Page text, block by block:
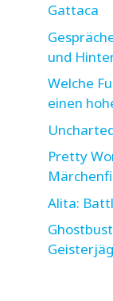
Gattaca
und
Welche
einen
Pretty
Alita: